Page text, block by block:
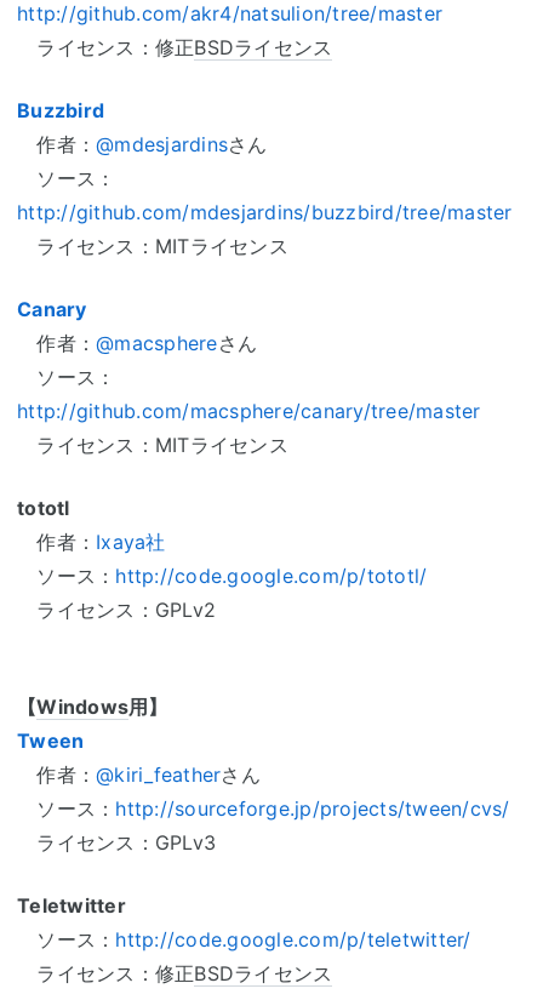
http://github.com/akr4/natsulion/tree/master
ライセンス：修正BSDライセンス
Buzzbird
作者： @mdesjardinsさん
ソース：
http://github.com/mdesjardins/buzzbird/tree/master
ライセンス：MITライセンス
Canary
作者： @macsphereさん
ソース：
http://github.com/macsphere/canary/tree/master
ライセンス：MITライセンス
tototl
作者： Ixaya社
ソース： http://code.google.com/p/tototl/
ライセンス：GPLv2
【Windows用】
Tween
作者： @kiri_featherさん
ソース： http://sourceforge.jp/projects/tween/cvs/
ライセンス：GPLv3
Teletwitter
ソース： http://code.google.com/p/teletwitter/
ライセンス：修正BSDライセンス